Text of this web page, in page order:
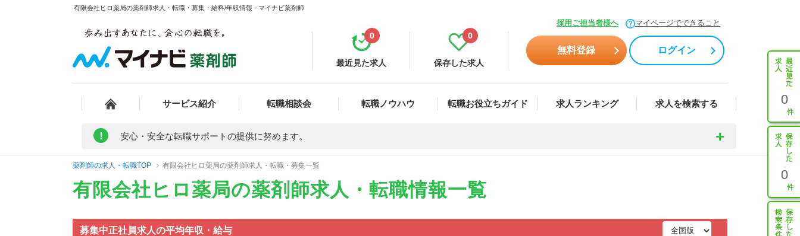
有限会社ヒロ薬局の薬剤師求人・転職・募集・給料/年収情報 - マイナビ薬剤師
採用ご担当者様へ マイページでできること
最近見た求人
0
保存した求人
0
無料登録 ログイン
サービス紹介 転職相談会 転職ノウハウ 転職お役立ちガイド 求人ランキング 求人を検索する 0
0
! 安心・安全な転職サポートの提供に努めます。
薬剤師の求人・転職TOP 有限会社ヒロ薬局の薬剤師求人・転職・募集一覧
有限会社ヒロ薬局の薬剤師求人・転職情報一覧
募集中正社員求人の平均年収・給与